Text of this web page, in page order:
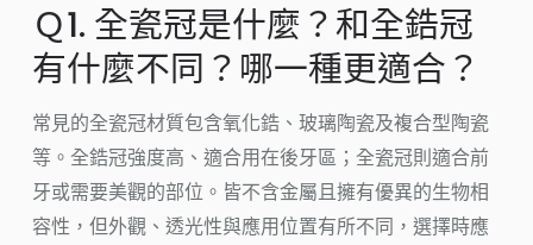
Ｑ1. 全瓷冠是什麼？和全鋯冠
有什麼不同？哪一種更適合？
常見的全瓷冠材質包含氧化鋯、玻璃陶瓷及複合型陶瓷
等。全鋯冠強度高、適合用在後牙區；全瓷冠則適合前
牙或需要美觀的部位。皆不含金屬且擁有優異的生物相
容性，但外觀、透光性與應用位置有所不同，選擇時應